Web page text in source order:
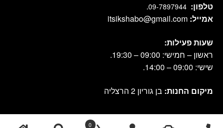
טלפון: 09-7897944
.
אמייל: itsikshabo@gmail.com
שעות פעילות:
ראשון – חמישי: 09:00 – 19:30.
שישי: 09:00 – 14:00.
מיקום החנות: בן גוריון 2 הרצליה
cook shop 2021 © אתר זה נבנה ועוצב על-ידי 0